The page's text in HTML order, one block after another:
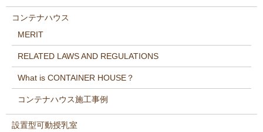
コンテナハウス
MERIT
RELATED LAWS AND REGULATIONS
What is CONTAINER HOUSE？
コンテナハウス施工事例
設置型可動授乳室